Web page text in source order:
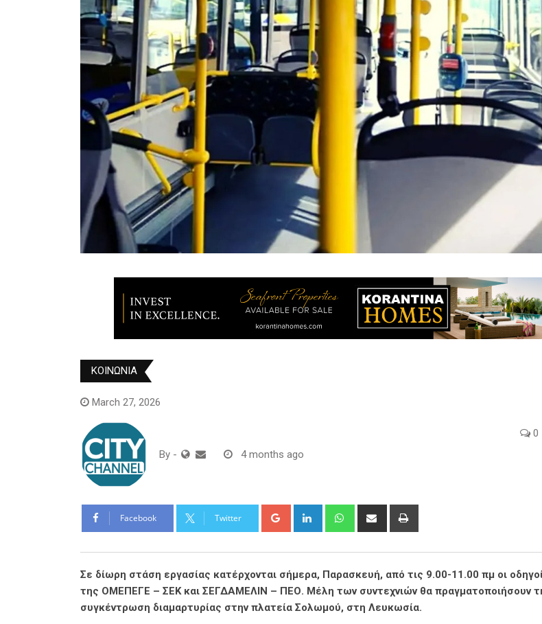
ΚΟΙΝΩΝΙΑ
March 27, 2026
By - 4 months ago
0
Facebook Twitter Google+ LinkedIn WhatsappShare
Σε δίωρη στάση εργασίας κατέρχονται σήμερα, Παρασκευή, από τις 9.00-11.00 πμ οι
της ΟΜΕΠΕΓΕ – ΣΕΚ και ΣΕΓΔΑΜΕΛΙΝ – ΠΕΟ. Μέλη των συντεχνιών θα πραγματοποιήσουν
συγκέντρωση διαμαρτυρίας στην πλατεία Σολωμού, στη Λευκωσία.